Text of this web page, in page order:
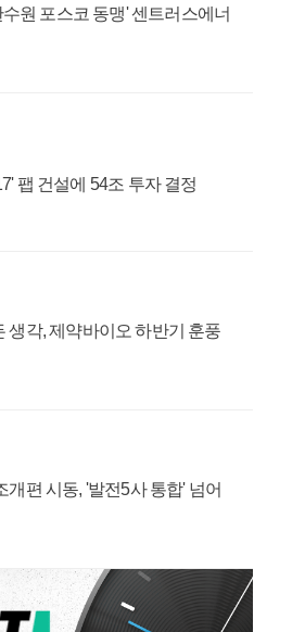
원 포스코 동맹' 센트러스에너
팹 건설에 54조 투자 결정
생각, 제약바이오 하반기 훈풍
편 시동, '발전5사 통합' 넘어